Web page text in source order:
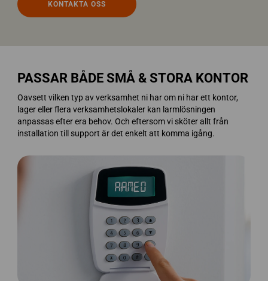
KONTAKTA OSS
PASSAR BÅDE SMÅ & STORA KONTOR
Oavsett vilken typ av verksamhet ni har om ni har ett kontor,
lager eller flera verksamhetslokaler kan larmlösningen
anpassas efter era behov. Och eftersom vi sköter allt från
installation till support är det enkelt att komma igång.